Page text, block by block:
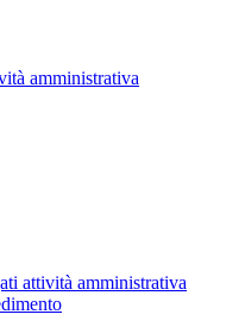
amministrativa
attività amministrativa